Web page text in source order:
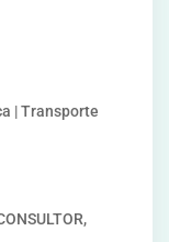
| Transporte